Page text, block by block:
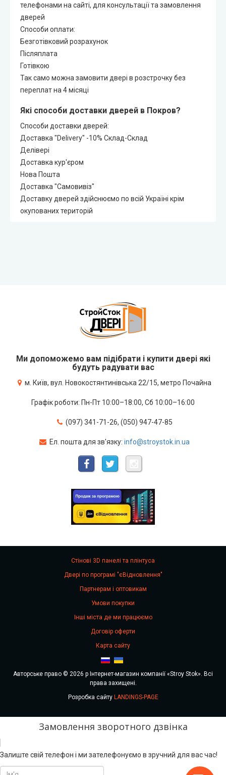
телефонами на сайті, для консультації та замовлення
дверей
Способи оплати:
Безготівковий розрахунок
Післяплата
Готівкою
Так само можна замовити двері в розстрочку без
переплат на 4 місяці
Які способи доставки дверей в Покров?
Способи доставки дверей:
Доставка "Delivery" -10% Склад-Склад
Делівері
Доставка кур'єром
Нова Пошта
Доставка "Самовивіз"
Доставку дверей здійснюємо по всій Україні крім
окупованих територій
Ми допоможемо вам підібрати і купити двері які
будуть радувати вас
м. Київ, вул. Новокостянтинівська 22/15, метро Почайна
Графік роботи: Пн-Пт 10:00–18:00, Сб 10:00–16:00
(097) 341-71-26, (050) 947-47-85
Ел. пошта для зв'язку: info@stroystok.in.ua
Стінові 3D панелі та плінтуса
Двері по програмі "єВідновлення"
Партнерам і оптовикам
Умови покупки
Інші міста де ми працюємо
Договір оферти
Карта сайту
Авторське право © 2026 р Інтернет-магазин компанії «Stroy Stok». Всі
права захищені.
Розробка сайту LANDINGS-PAGE
Замовлення зворотного дзвінка
Залиште свій телефон і ми зателефонуємо в зручний для вас час!